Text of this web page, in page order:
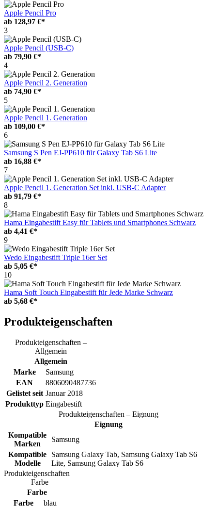
Apple Pencil Pro
ab 128,97 €*
3
Apple Pencil (USB-C)
ab 79,90 €*
4
Apple Pencil 2. Generation
ab 74,90 €*
5
Apple Pencil 1. Generation
ab 109,00 €*
6
Samsung S Pen EJ-PP610 für Galaxy Tab S6 Lite
ab 16,88 €*
7
Apple Pencil 1. Generation Set inkl. USB-C Adapter
ab 91,79 €*
8
Hama Eingabestift Easy für Tablets und Smartphones Schwarz
ab 4,41 €*
9
Wedo Eingabestift Triple 16er Set
ab 5,05 €*
10
Hama Soft Touch Eingabestift für Jede Marke Schwarz
ab 5,68 €*
Produkteigenschaften
Produkteigenschaften –
Allgemein
Allgemein
Marke
Samsung
EAN
8806090487736
Gelistet seit Januar 2018
Produkttyp Eingabestift
Produkteigenschaften – Eignung
Eignung
Kompatible
Marken
Samsung
Kompatible
Modelle
Samsung Galaxy Tab, Samsung Galaxy Tab S6
Lite, Samsung Galaxy Tab S6
Produkteigenschaften
– Farbe
Farbe
Farbe
blau